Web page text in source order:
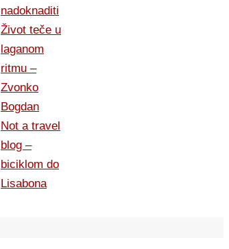
nadoknaditi
Život teče u
laganom
ritmu –
Zvonko
Bogdan
Not a travel
blog –
biciklom do
Lisabona